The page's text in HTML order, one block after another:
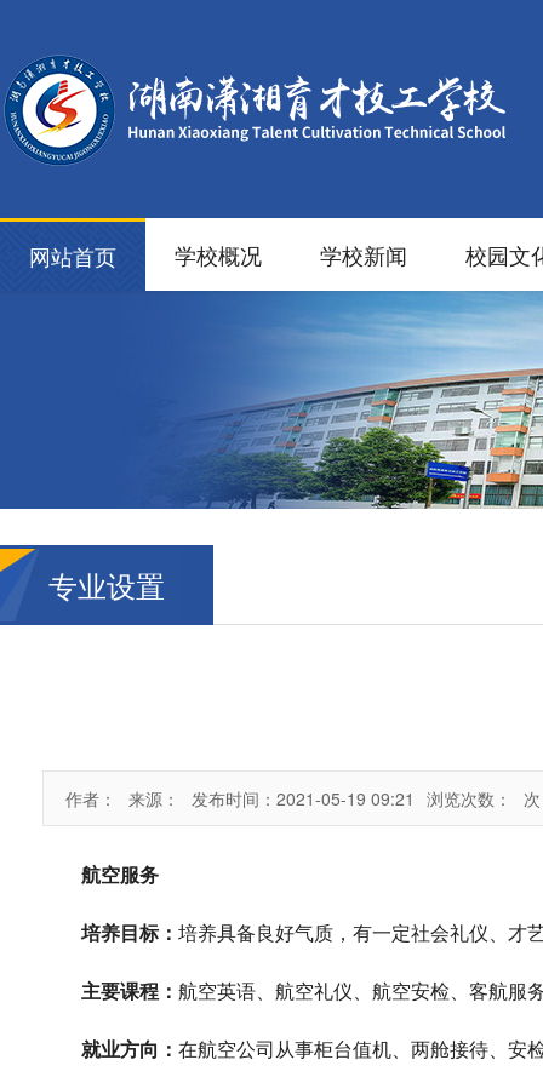
网站首页 学校概况 学校新闻 校园文
专业设置
作者： 来源： 发布时间：2021-05-19 09:21 浏览次数： 次
航空服务
培养目标： 培养具备良好气质，有一定社会礼仪、才
主要课程： 航空英语、航空礼仪、航空安检、客航服
就业方向： 在航空公司从事柜台值机、两舱接待、安